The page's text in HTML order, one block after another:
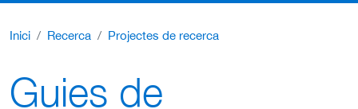
Inici Recerca Projectes de recerca
Guies de